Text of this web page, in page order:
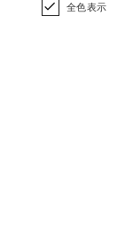
全色表示